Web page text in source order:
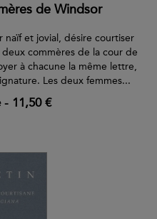
de Windsor
naïf et jovial, désire courtiser
commères de la cour de
à chacune la même lettre,
Les deux femmes...
- 11,50 €